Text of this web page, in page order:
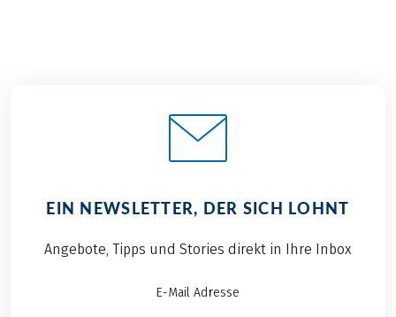
EIN NEWSLETTER, DER SICH LOHNT
Angebote, Tipps und Stories direkt in Ihre Inbox
E-Mail Adresse